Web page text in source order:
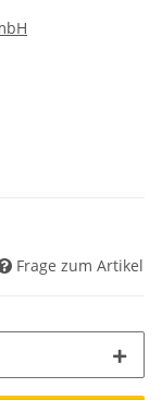
Frage zum Artikel